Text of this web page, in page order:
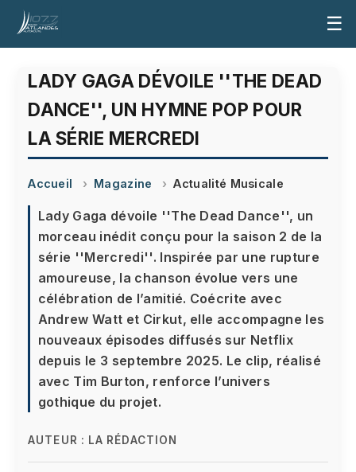
☰
LADY GAGA DÉVOILE ''THE DEAD
DANCE'', UN HYMNE POP POUR
LA SÉRIE MERCREDI
Accueil Magazine Actualité Musicale
Lady Gaga dévoile ''The Dead Dance'', un
morceau inédit conçu pour la saison 2 de la
série ''Mercredi''. Inspirée par une rupture
amoureuse, la chanson évolue vers une
célébration de l’amitié. Coécrite avec
Andrew Watt et Cirkut, elle accompagne les
nouveaux épisodes diffusés sur Netflix
depuis le 3 septembre 2025. Le clip, réalisé
avec Tim Burton, renforce l’univers
gothique du projet.
AUTEUR : LA RÉDACTION